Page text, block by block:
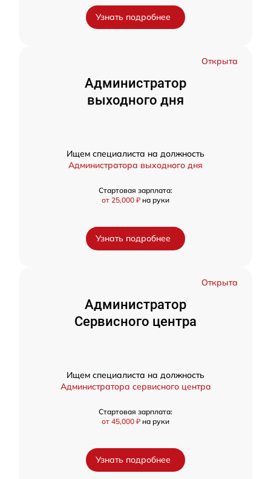
Узнать подробнее
Открыта
Администратор
выходного дня
Ищем специалиста на должность
Администратора выходного дня
Стартовая зарплата:
от 25,000 ₽ на руки
Узнать подробнее
Открыта
Администратор
Сервисного центра
Ищем специалиста на должность
Администратора сервисного центра
Стартовая зарплата:
от 45,000 ₽ на руки
Узнать подробнее